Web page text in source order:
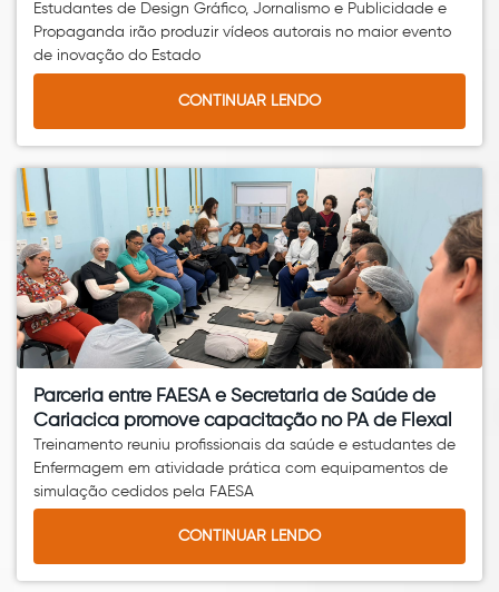
Estudantes de Design Gráfico, Jornalismo e Publicidade e
Propaganda irão produzir vídeos autorais no maior evento
de inovação do Estado
CONTINUAR LENDO
Parceria entre FAESA e Secretaria de Saúde de
Cariacica promove capacitação no PA de Flexal
Treinamento reuniu profissionais da saúde e estudantes de
Enfermagem em atividade prática com equipamentos de
simulação cedidos pela FAESA
CONTINUAR LENDO